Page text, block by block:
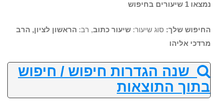
נמצאו 1 שיעורים בחיפוש
החיפוש שלך: סוג שיעור: שיעור כתוב, רב: הראשון לציון, הרב
מרדכי אליהו
שנה הגדרות חיפוש / חיפוש
בתוך התוצאות